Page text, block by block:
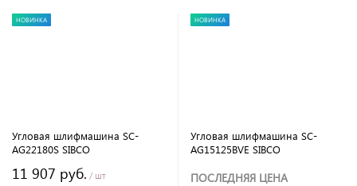
НОВИНКА
Угловая шлифмашина SC-
AG22180S SIBCO
11 907 руб. / шт
НОВИНКА
Угловая шлифмашина SC-
AG15125BVE SIBCO
ПОСЛЕДНЯЯ ЦЕНА